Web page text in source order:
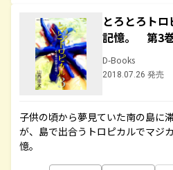
とろとろト
記憶。 第3
D-Books
2018.07.26 発売
子供の頃から夢見ていた南の島に
が、島で出合うトロピカルでマジ
憶。